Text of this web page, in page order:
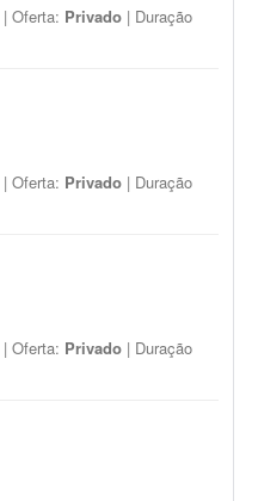
| Oferta: Privado | Duração
| Oferta: Privado | Duração
| Oferta: Privado | Duração